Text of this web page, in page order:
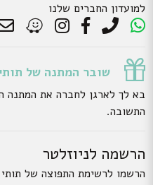
למועדון החברים שלנו
שובר המתנה של
בא לך לארגן לחברה את המתנה
התשובה.
הרשמה לניוזלטר
הרשמו לרשימת התפוצה של